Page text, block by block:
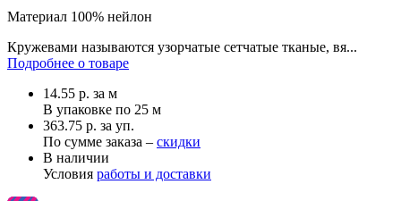
Материал 100% нейлон
Кружевами называются узорчатые сетчатые тканые, вя...
Подробнее о товаре
14.55 р. за м
В упаковке по 25 м
363.75 р. за уп.
По сумме заказа – скидки
В наличии
Условия работы и доставки